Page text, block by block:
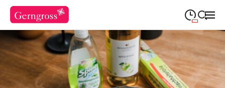
Suche schließen
Montag
MONTAG 09:30 —
Dienstag
DIENSTAG 09:30 — 19:00